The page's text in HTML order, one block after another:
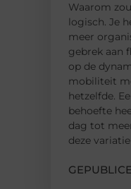
Waarom
logisch. Je
meer
gebrek aan
op de
mobiliteit
hetzelfde.
behoefte
dag tot
deze variatie